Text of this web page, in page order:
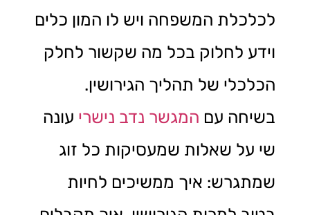
לכלכלת המשפחה ויש לו המון כלים
וידע לחלוק בכל מה שקשור לחלק
הכלכלי של תהליך הגירושין.
בשיחה עם המגשר נדב נישרי עונה
שי על שאלות שמעסיקות כל זוג
שמתגרש: איך ממשיכים לחיות